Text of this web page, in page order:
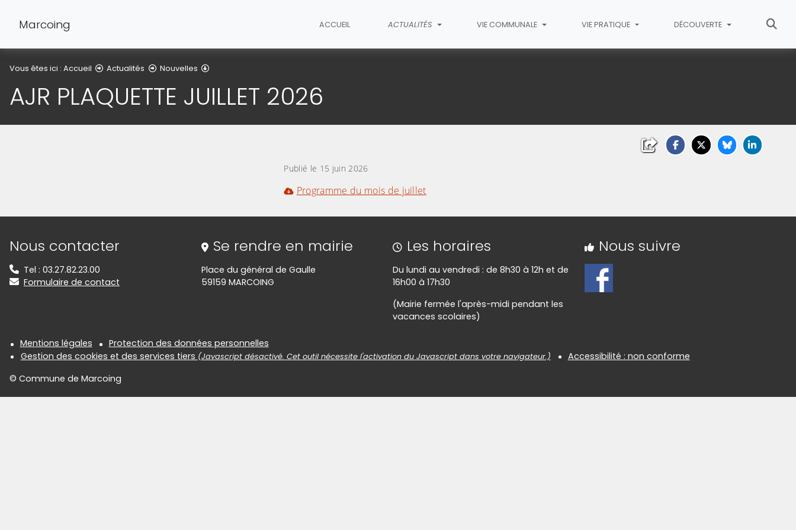
Marcoing ACCUEIL ACTUALITÉS VIE COMMUNALE VIE PRATIQUE DÉCOUVERTE
Vous êtes ici : Accueil Actualités Nouvelles
AJR PLAQUETTE JUILLET 2026
Publié le 15 juin 2026
Programme du mois de juillet
Informations de contact
Nous contacter
Tel : 03.27.82.23.00
Formulaire de contact
Se rendre en mairie
Place du général de Gaulle
59159 MARCOING
Les horaires
Du lundi au vendredi : de 8h30 à 12h et de
16h00 à 17h30
(Mairie fermée l'après-midi pendant les
vacances scolaires)
Nous suivre
Informations réglementaires
Mentions légales
Protection des données personnelles
Gestion des cookies et des services tiers (Javascript désactivé. Cet outil nécessite l'activation du Javascript dans votre navigateur.)
Accessibilité : non conforme
© Commune de Marcoing